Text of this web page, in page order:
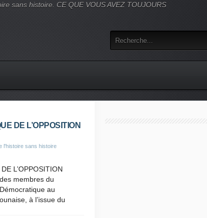
sans histoire. CE QUE VOUS AVEZ TOUJOURS
DE L’OPPOSITION
l'histoire sans histoire
L’OPPOSITION
membres du
au
à l’issue du